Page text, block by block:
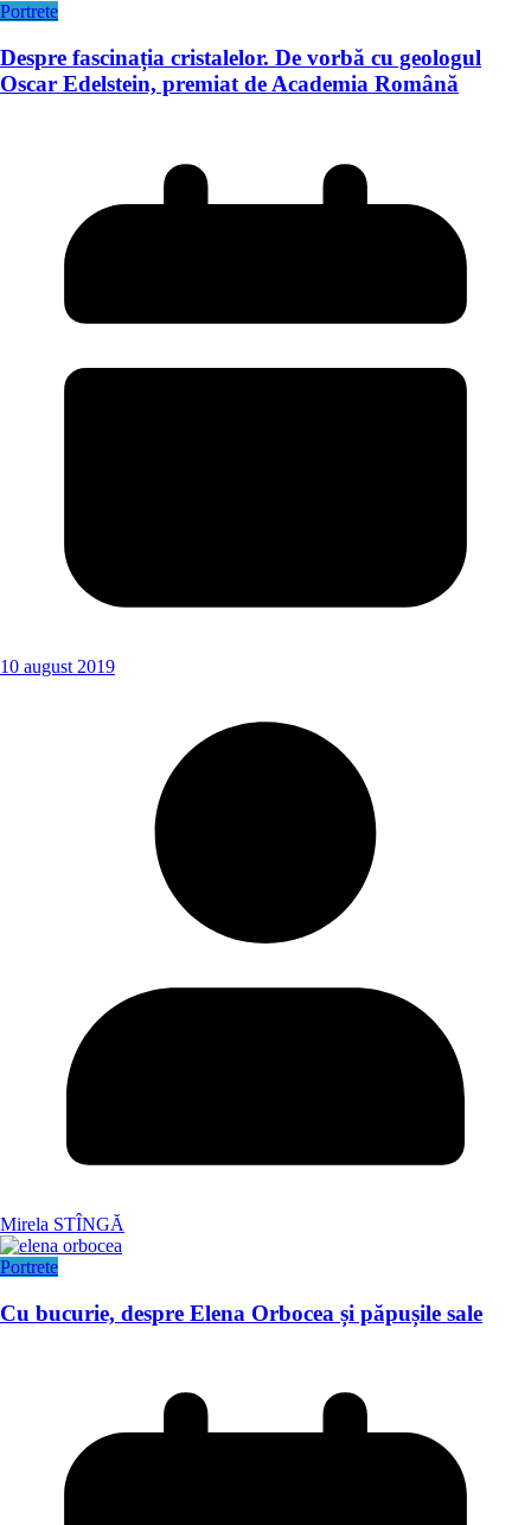
Portrete
Despre fascinația cristalelor. De vorbă cu geologul
Oscar Edelstein, premiat de Academia Română
10 august 2019
Mirela STÎNGĂ
Portrete
Cu bucurie, despre Elena Orbocea și păpușile sale